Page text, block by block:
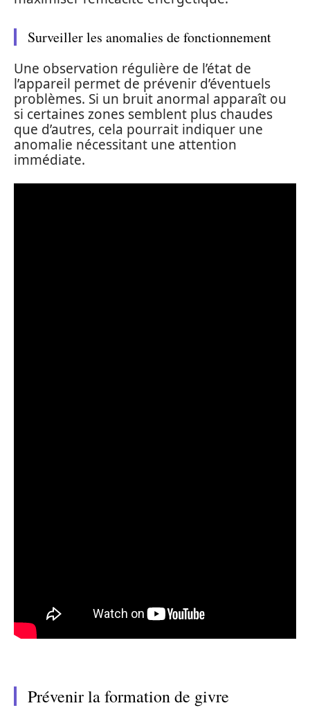
Surveiller les anomalies de fonctionnement
Une observation régulière de l’état de
l’appareil permet de prévenir d’éventuels
problèmes. Si un bruit anormal apparaît ou
si certaines zones semblent plus chaudes
que d’autres, cela pourrait indiquer une
anomalie nécessitant une attention
immédiate.
Prévenir la formation de givre